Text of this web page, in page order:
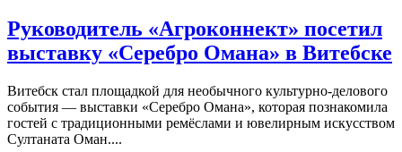
Руководитель «Агроконнект» посетил
выставку «Серебро Омана» в Витебске
Витебск стал площадкой для необычного культурно-делового
события — выставки «Серебро Омана», которая познакомила
гостей с традиционными ремёслами и ювелирным искусством
Султаната Оман....